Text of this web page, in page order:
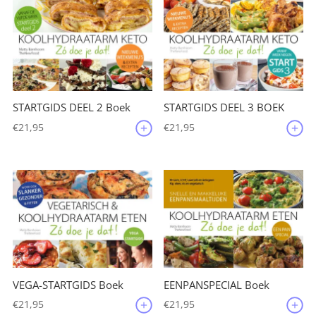
STARTGIDS DEEL 2 Boek
€21,95
STARTGIDS DEEL 3 BOEK
€21,95
VEGA-STARTGIDS Boek
€21,95
EENPANSPECIAL Boek
€21,95